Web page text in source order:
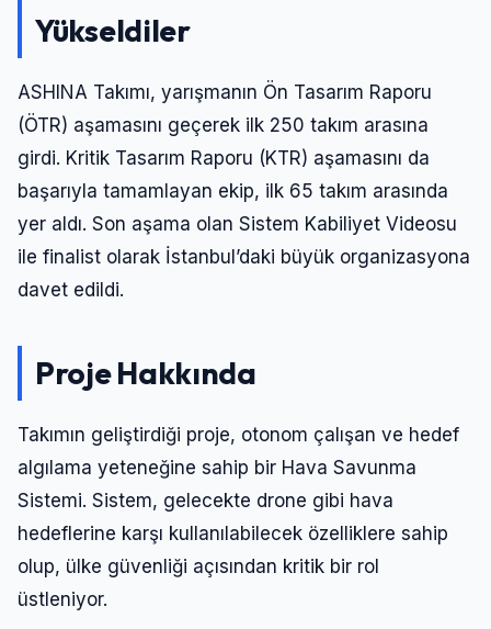
Yükseldiler
ASHINA Takımı, yarışmanın Ön Tasarım Raporu
(ÖTR) aşamasını geçerek ilk 250 takım arasına
girdi. Kritik Tasarım Raporu (KTR) aşamasını da
başarıyla tamamlayan ekip, ilk 65 takım arasında
yer aldı. Son aşama olan Sistem Kabiliyet Videosu
ile finalist olarak İstanbul’daki büyük organizasyona
davet edildi.
Proje Hakkında
Takımın geliştirdiği proje, otonom çalışan ve hedef
algılama yeteneğine sahip bir Hava Savunma
Sistemi. Sistem, gelecekte drone gibi hava
hedeflerine karşı kullanılabilecek özelliklere sahip
olup, ülke güvenliği açısından kritik bir rol
üstleniyor.